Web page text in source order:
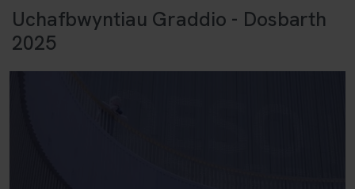
Uchafbwyntiau Graddio - Dosbarth
2025